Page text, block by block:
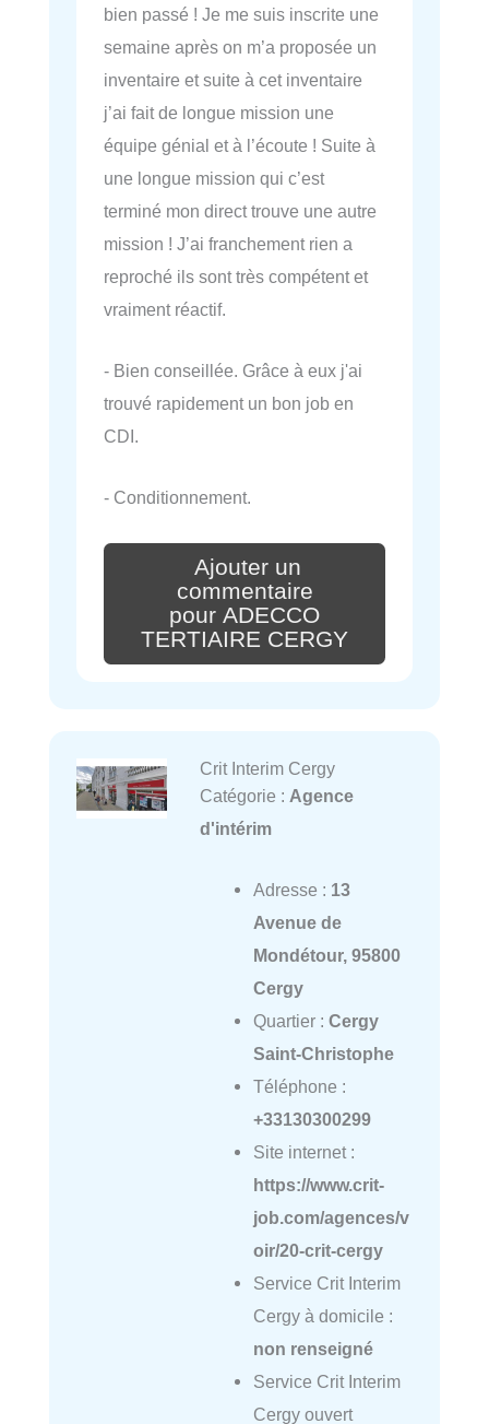
bien passé ! Je me suis inscrite une
semaine après on m’a proposée un
inventaire et suite à cet inventaire
j’ai fait de longue mission une
équipe génial et à l’écoute ! Suite à
une longue mission qui c’est
terminé mon direct trouve une autre
mission ! J’ai franchement rien a
reproché ils sont très compétent et
vraiment réactif.
- Bien conseillée. Grâce à eux j'ai
trouvé rapidement un bon job en
CDI.
- Conditionnement.
Ajouter un
commentaire
pour ADECCO
TERTIAIRE CERGY
Crit Interim Cergy
Catégorie : Agence
d'intérim
Adresse : 13
Avenue de
Mondétour, 95800
Cergy
Quartier : Cergy
Saint-Christophe
Téléphone :
+33130300299
Site internet :
https://www.crit-
job.com/agences/v
oir/20-crit-cergy
Service Crit Interim
Cergy à domicile :
non renseigné
Service Crit Interim
Cergy ouvert